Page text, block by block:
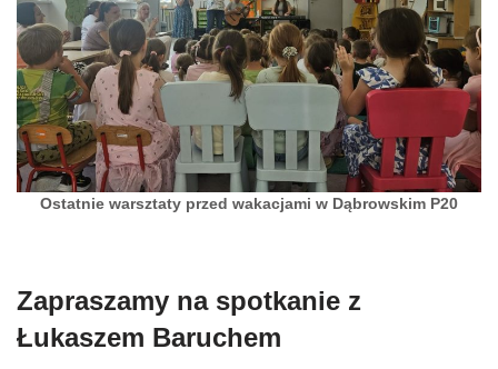
Ostatnie warsztaty przed wakacjami w Dąbrowskim P20
Zapraszamy na spotkanie z
Łukaszem Baruchem